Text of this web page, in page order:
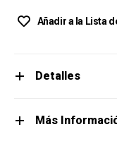
Añadir a la Lista
Detalles
Más